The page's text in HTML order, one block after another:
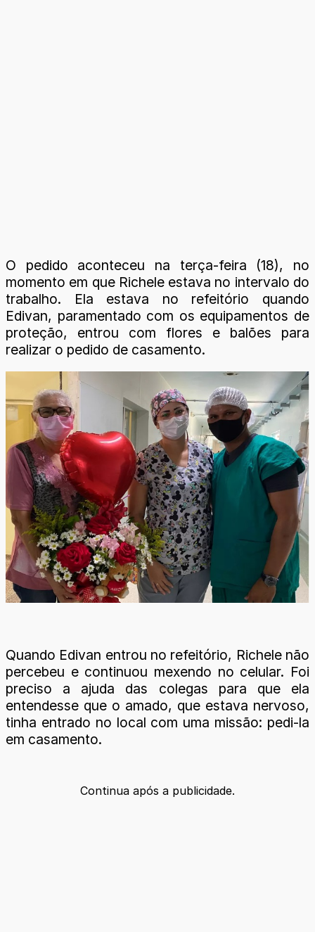
O pedido aconteceu na terça-feira (18), no
momento em que Richele estava no intervalo do
trabalho. Ela estava no refeitório quando
Edivan, paramentado com os equipamentos de
proteção, entrou com flores e balões para
realizar o pedido de casamento.
Quando Edivan entrou no refeitório, Richele não
percebeu e continuou mexendo no celular. Foi
preciso a ajuda das colegas para que ela
entendesse que o amado, que estava nervoso,
tinha entrado no local com uma missão: pedi-la
em casamento.
Continua após a publicidade.